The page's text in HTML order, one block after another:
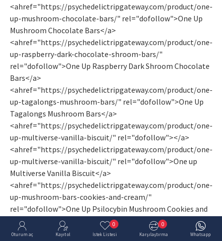
<ahref="https://psychedelictripgateway.com/product/one-
up-mushroom-chocolate-bars/" rel="dofollow">One Up
Mushroom Chocolate Bars</a>
<ahref="https://psychedelictripgateway.com/product/one-
up-raspberry-dark-chocolate-shroom-bars/"
rel="dofollow">One Up Raspberry Dark Shroom Chocolate
Bars</a>
<ahref="https://psychedelictripgateway.com/product/one-
up-tagalongs-mushroom-bars/" rel="dofollow">One Up
Tagalongs Mushroom Bars</a>
<ahref="https://psychedelictripgateway.com/product/one-
up-multiverse-vanilla-biscuit/" rel="dofollow"></a>
<ahref="https://psychedelictripgateway.com/product/one-
up-multiverse-vanilla-biscuit/" rel="dofollow">One up
Multiverse Vanilla Biscuit</a>
<ahref="https://psychedelictripgateway.com/product/one-
up-mushroom-bars-cookies-and-cream/"
rel="dofollow">One Up Psilocybin Mushroom Cookies and
Cream</a>
<ahref="https://psychedelictripgateway.com/product/one-
Oturum aç Kayıt ol İstek Listesi
0
Karşılaştırma
0
Whatsapp